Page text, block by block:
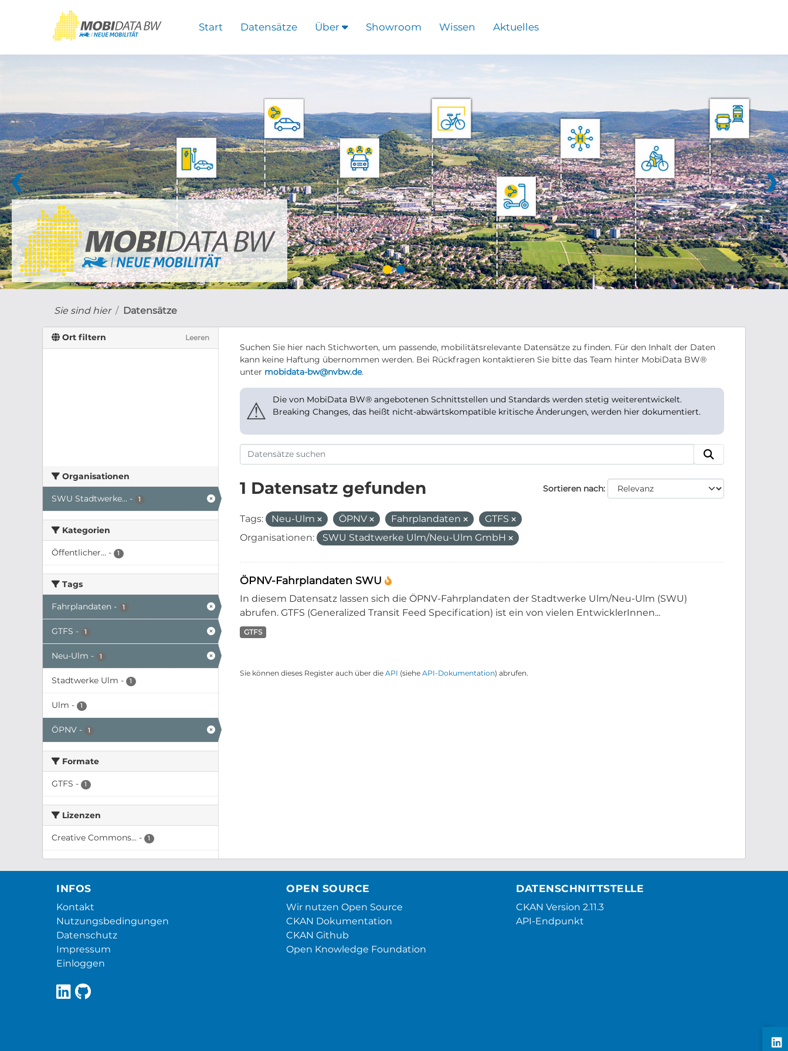
Start Datensätze Über Showroom Wissen Aktuelles
❮ ❯
Sie sind hier Datensätze
Ort filtern Leeren
Organisationen
SWU Stadtwerke... - 1
Kategorien
Öffentlicher... - 1
Tags
Fahrplandaten - 1
GTFS - 1
Neu-Ulm - 1
Stadtwerke Ulm - 1
Ulm - 1
ÖPNV - 1
Formate
GTFS - 1
Lizenzen
Creative Commons... - 1
Suchen Sie hier nach Stichworten, um passende, mobilitätsrelevante Datensätze zu finden. Für den Inhalt der Daten
kann keine Haftung übernommen werden. Bei Rückfragen kontaktieren Sie bitte das Team hinter MobiData BW®
unter mobidata-bw@nvbw.de.
⚠
Die von MobiData BW® angebotenen Schnittstellen und Standards werden stetig weiterentwickelt.
Breaking Changes, das heißt nicht-abwärtskompatible kritische Änderungen, werden hier dokumentiert.
Sortieren nach
1 Datensatz gefunden
Tags: Neu-Ulm ÖPNV Fahrplandaten
GTFS
Organisationen:
SWU Stadtwerke Ulm/Neu-Ulm GmbH
ÖPNV-Fahrplandaten SWU
In diesem Datensatz lassen sich die ÖPNV-Fahrplandaten der Stadtwerke Ulm/Neu-Ulm (SWU)
abrufen. GTFS (Generalized Transit Feed Specification) ist ein von vielen EntwicklerInnen...
GTFS
Sie können dieses Register auch über die API (siehe API-Dokumentation) abrufen.
INFOS
Kontakt
Nutzungsbedingungen
Datenschutz
Impressum
Einloggen
OPEN SOURCE
Wir nutzen Open Source
CKAN Dokumentation
CKAN Github
Open Knowledge Foundation
DATENSCHNITTSTELLE
CKAN Version 2.11.3
API-Endpunkt